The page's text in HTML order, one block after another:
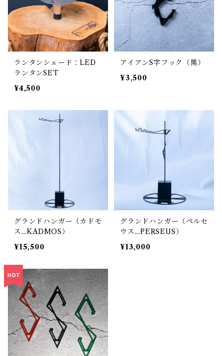
ランタンシェード：LED
ランタンSET
¥4,500
アイアンS字フック（黒）
¥3,500
グランドハンガー（カドモ
ス...KADMOS）
¥15,500
グランドハンガー（ペルセ
ウス...PERSEUS）
¥13,000